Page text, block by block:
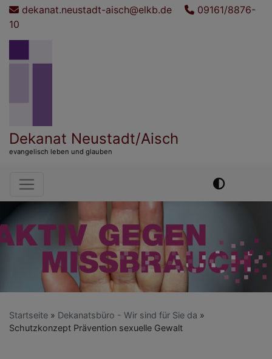
Direkt
zum
dekanat.neustadt-aisch@elkb.de
09161/8876-
10
Dekanat Neustadt/Aisch
evangelisch leben und glauben
Hauptnavigation
Startseite
Dekanatsbüro - Wir sind für Sie da
Schutzkonzept Prävention sexuelle Gewalt